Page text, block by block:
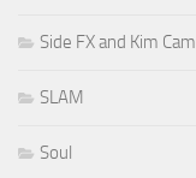
Side FX and Kim
SLAM
Soul